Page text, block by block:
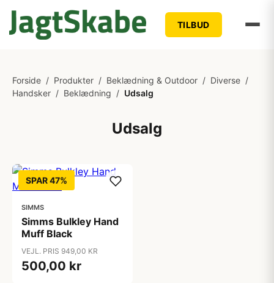
TILBUD
Forside / Produkter / Beklædning & Outdoor / Diverse /
Handsker / Beklædning / Udsalg
Udsalg
SPAR 47%
SIMMS
Simms Bulkley Hand
Muff Black
VEJL. PRIS 949,00 KR
500,00 kr